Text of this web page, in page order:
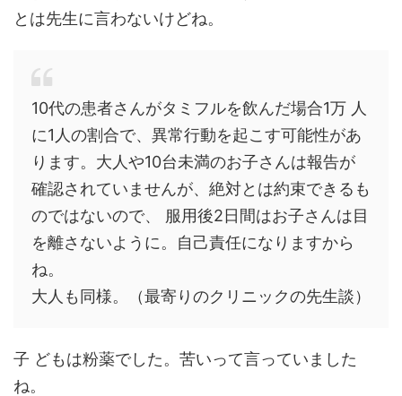
とは先生に言わないけどね。
10代の患者さんがタミフルを飲んだ場合1万 人
に1人の割合で、異常行動を起こす可能性があ
ります。大人や10台未満のお子さんは報告が
確認されていませんが、絶対とは約束できるも
のではないので、 服用後2日間はお子さんは目
を離さないように。自己責任になりますから
ね。
大人も同様。（最寄りのクリニックの先生談）
子 どもは粉薬でした。苦いって言っていました
ね。